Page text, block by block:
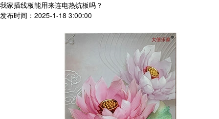
我家插线板能用来连电热炕板吗？
发布时间：2025-1-18 3:00:00